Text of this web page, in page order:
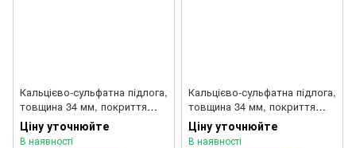
Кальцієво-сульфатна підлога,
товщина 34 мм, покриття
ПВХ
Ціну уточнюйте
В наявності
Кальцієво-сульфатна підлога,
товщина 34 мм, покриття
ПВХ із сталевим листом на
дні
Ціну уточнюйте
В наявності